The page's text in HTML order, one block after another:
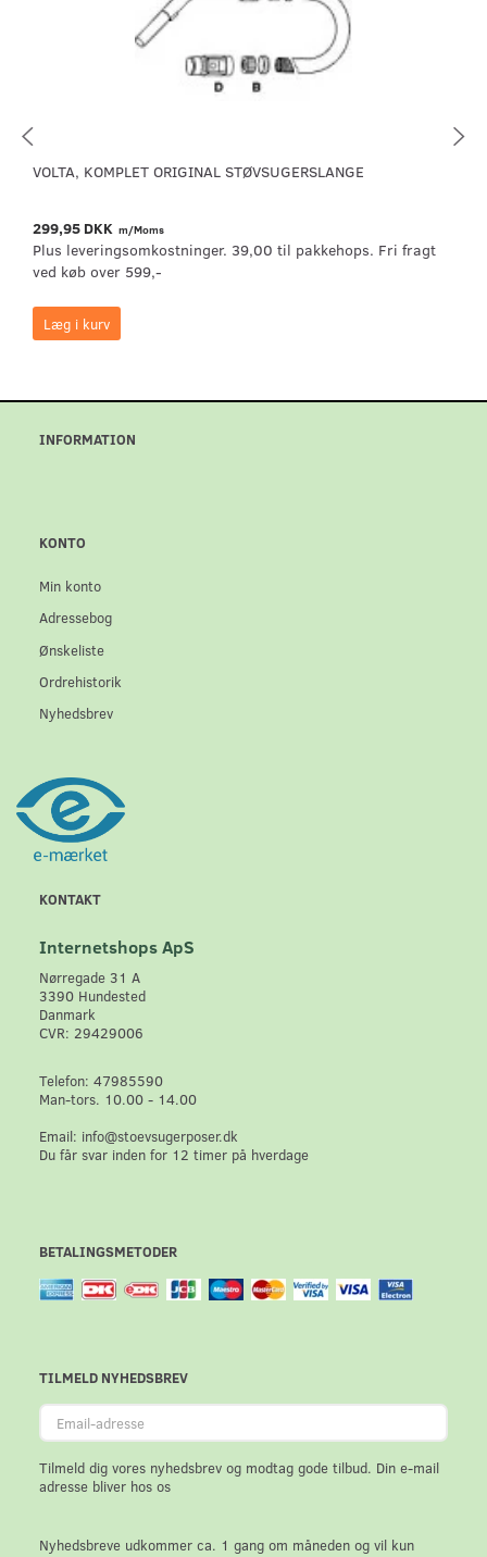
VOLTA, KOMPLET ORIGINAL STØVSUGERSLANGE
299,95 DKK m/Moms
Plus leveringsomkostninger. 39,00 til pakkehops. Fri fragt
ved køb over 599,-
Læg i kurv
INFORMATION
KONTO
Min konto
Adressebog
Ønskeliste
Ordrehistorik
Nyhedsbrev
KONTAKT
Internetshops ApS
Nørregade 31 A
3390 Hundested
Danmark
CVR: 29429006
Telefon: 47985590
Man-tors. 10.00 - 14.00
Email: info@stoevsugerposer.dk
Du får svar inden for 12 timer på hverdage
BETALINGSMETODER
TILMELD NYHEDSBREV
Email-
adresse
Tilmeld dig vores nyhedsbrev og modtag gode tilbud. Din e-mail
adresse bliver hos os
Nyhedsbreve udkommer ca. 1 gang om måneden og vil kun